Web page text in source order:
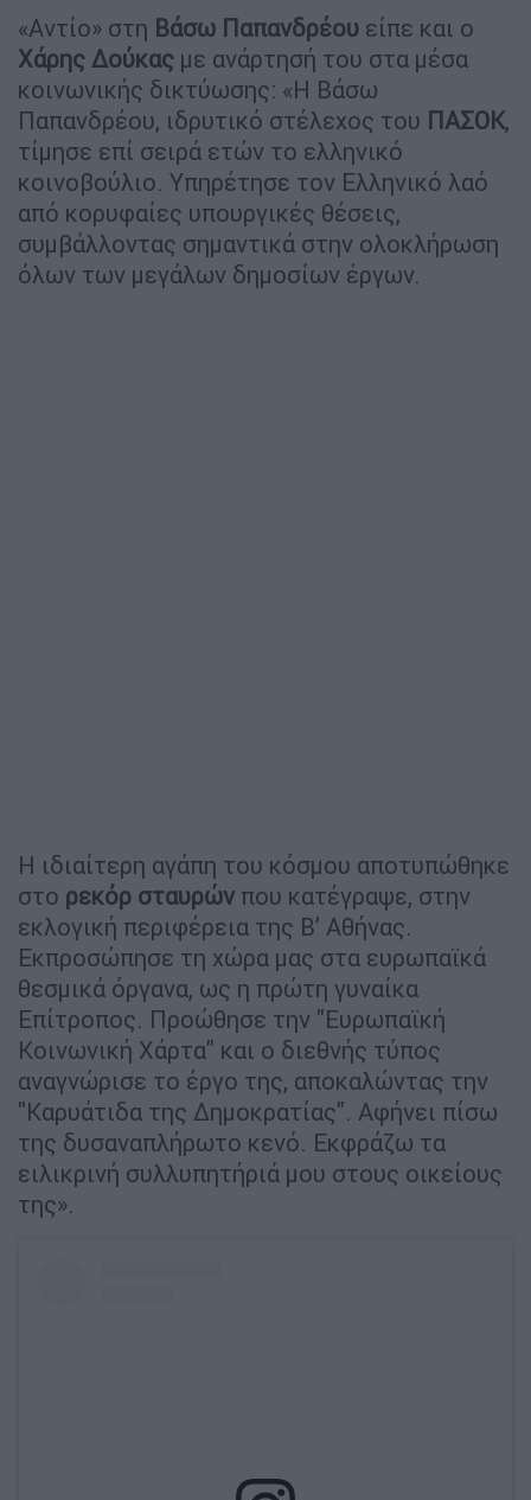
«Αντίο» στη Βάσω Παπανδρέου είπε και ο
Χάρης Δούκας με ανάρτησή του στα μέσα
κοινωνικής δικτύωσης: «Η Βάσω
Παπανδρέου, ιδρυτικό στέλεχος του ΠΑΣΟΚ,
τίμησε επί σειρά ετών το ελληνικό
κοινοβούλιο. Υπηρέτησε τον Ελληνικό λαό
από κορυφαίες υπουργικές θέσεις,
συμβάλλοντας σημαντικά στην ολοκλήρωση
όλων των μεγάλων δημοσίων έργων.
Η ιδιαίτερη αγάπη του κόσμου αποτυπώθηκε
στο ρεκόρ σταυρών που κατέγραψε, στην
εκλογική περιφέρεια της Β’ Αθήνας.
Εκπροσώπησε τη χώρα μας στα ευρωπαϊκά
θεσμικά όργανα, ως η πρώτη γυναίκα
Επίτροπος. Προώθησε την "Ευρωπαϊκή
Κοινωνική Χάρτα" και ο διεθνής τύπος
αναγνώρισε το έργο της, αποκαλώντας την
"Καρυάτιδα της Δημοκρατίας". Αφήνει πίσω
της δυσαναπλήρωτο κενό. Εκφράζω τα
ειλικρινή συλλυπητήριά μου στους οικείους
της».